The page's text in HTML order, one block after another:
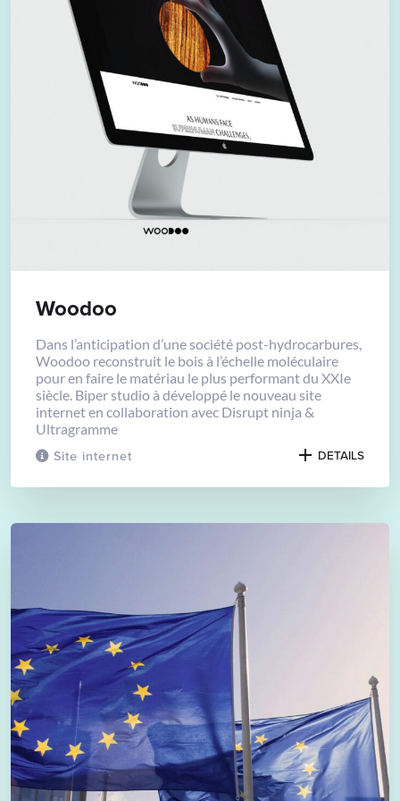
Site internet
Woodoo
Dans l’anticipation d’une société post-hydrocarbures,
Woodoo reconstruit le bois à l’échelle moléculaire
pour en faire le matériau le plus performant du XXIe
siècle. Biper studio à développé le nouveau site
internet en collaboration avec Disrupt ninja &
Ultragramme
DETAILS